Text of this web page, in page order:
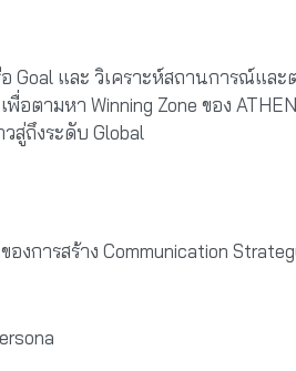
Goal และ วิเคราะห์สถานการณ์แล
อตามหา Winning Zone ของ
สู่ถึงระดับ Global
องการสร้าง Communication